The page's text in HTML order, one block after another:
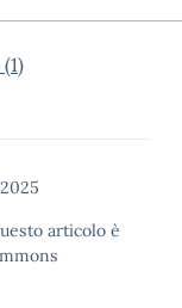
articolo è